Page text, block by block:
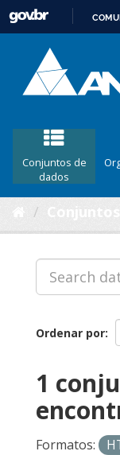
Conjuntos de
dados
Ordenar por
1
Formatos: